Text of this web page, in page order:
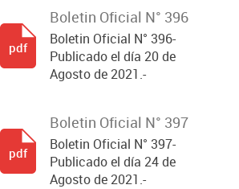
Boletin Oficial N° 396
Boletin Oficial N° 396-
Publicado el día 20 de
Agosto de 2021.-
pdf
Boletin Oficial N° 397
Boletin Oficial N° 397-
Publicado el día 24 de
Agosto de 2021.-
pdf